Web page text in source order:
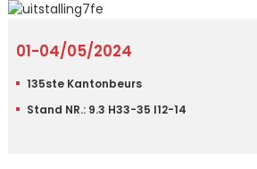
01-04/05/2024
135ste Kantonbeurs
Stand NR.: 9.3 H33-35 I12-14